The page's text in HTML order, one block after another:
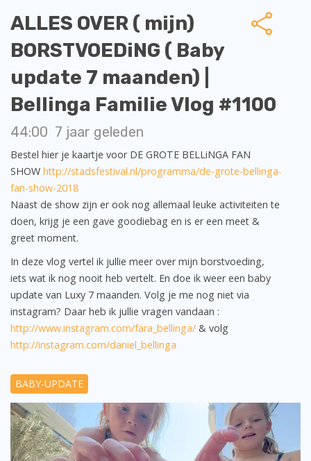
ALLES OVER ( mijn)
BORSTVOEDiNG ( Baby
update 7 maanden) |
Bellinga Familie Vlog #1100
44:00 7 jaar geleden
Bestel hier je kaartje voor DE GROTE BELLiNGA FAN
SHOW http://stadsfestival.nl/programma/de-grote-bellinga-
fan-show-2018
Naast de show zijn er ook nog allemaal leuke activiteiten te
doen, krijg je een gave goodiebag en is er een meet &
greet moment.
In deze vlog vertel ik jullie meer over mijn borstvoeding,
iets wat ik nog nooit heb vertelt. En doe ik weer een baby
update van Luxy 7 maanden. Volg je me nog niet via
instagram? Daar heb ik jullie vragen vandaan :
http://www.instagram.com/fara_bellinga/ & volg
http://instagram.com/daniel_bellinga
BABY-UPDATE